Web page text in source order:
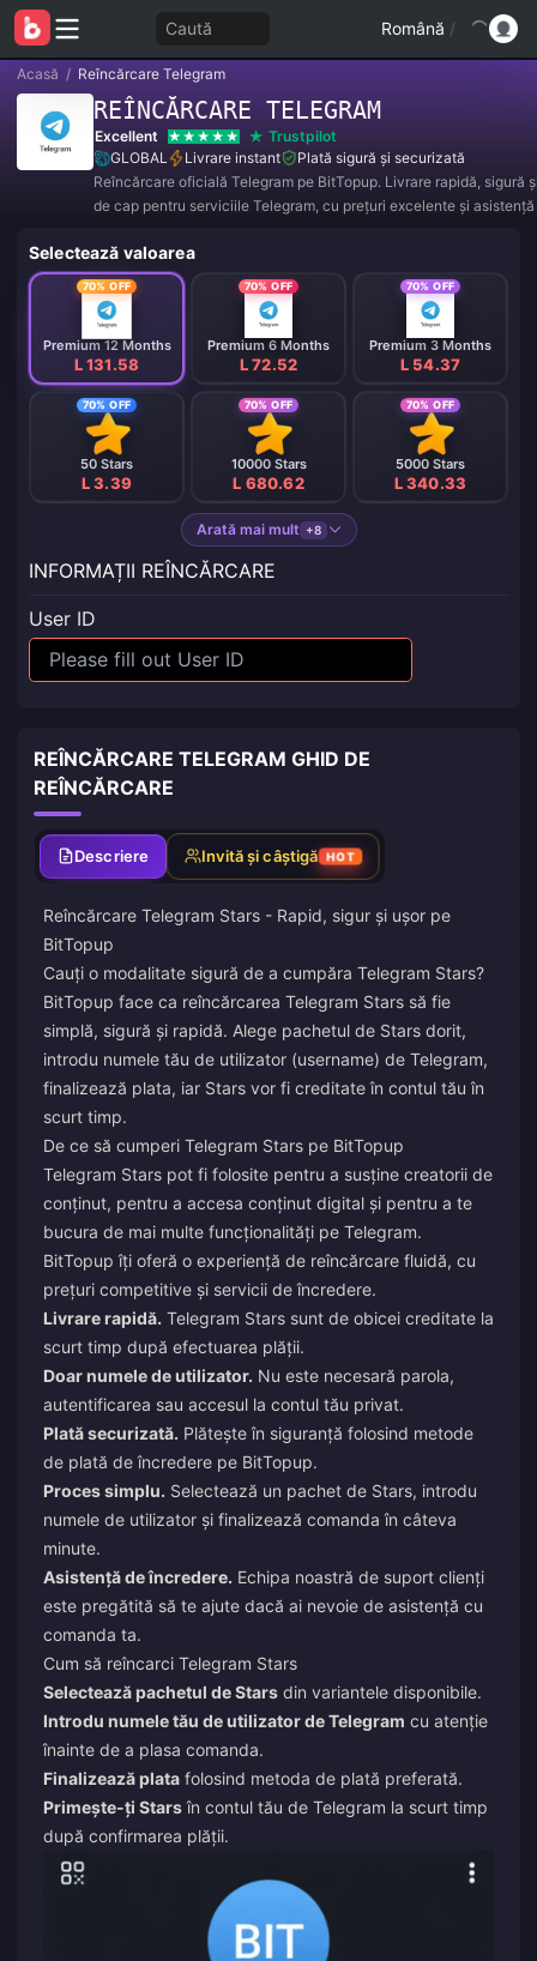
Caută Română /
Acasă / Reîncărcare Telegram
REÎNCĂRCARE TELEGRAM
Excellent
Trustpilot
GLOBAL
Livrare instant
Plată sigură și securizată
Reîncărcare oficială Telegram pe BitTopup. Livrare rapidă, sigură
de cap pentru serviciile Telegram, cu prețuri excelente și asistență
Selectează valoarea
70% OFF
Premium 12 Months
L 131.58
70% OFF
Premium 6 Months
L 72.52
70% OFF
Premium 3 Months
L 54.37
70% OFF
50 Stars
L 3.39
70% OFF
10000 Stars
L 680.62
70% OFF
5000 Stars
L 340.33
Arată mai mult +8
INFORMAȚII REÎNCĂRCARE
User ID
REÎNCĂRCARE TELEGRAM GHID DE
REÎNCĂRCARE
Descriere Invită și câștigă HOT
Reîncărcare Telegram Stars - Rapid, sigur și ușor pe
BitTopup
Cauți o modalitate sigură de a cumpăra Telegram Stars?
BitTopup face ca reîncărcarea Telegram Stars să fie
simplă, sigură și rapidă. Alege pachetul de Stars dorit,
introdu numele tău de utilizator (username) de Telegram,
finalizează plata, iar Stars vor fi creditate în contul tău în
scurt timp.
De ce să cumperi Telegram Stars pe BitTopup
Telegram Stars pot fi folosite pentru a susține creatorii de
conținut, pentru a accesa conținut digital și pentru a te
bucura de mai multe funcționalități pe Telegram.
BitTopup îți oferă o experiență de reîncărcare fluidă, cu
prețuri competitive și servicii de încredere.
Livrare rapidă. Telegram Stars sunt de obicei creditate la
scurt timp după efectuarea plății.
Doar numele de utilizator. Nu este necesară parola,
autentificarea sau accesul la contul tău privat.
Plată securizată. Plătește în siguranță folosind metode
de plată de încredere pe BitTopup.
Proces simplu. Selectează un pachet de Stars, introdu
numele de utilizator și finalizează comanda în câteva
minute.
Asistență de încredere. Echipa noastră de suport clienți
este pregătită să te ajute dacă ai nevoie de asistență cu
comanda ta.
Cum să reîncarci Telegram Stars
Selectează pachetul de Stars din variantele disponibile.
Introdu numele tău de utilizator de Telegram cu atenție
înainte de a plasa comanda.
Finalizează plata folosind metoda de plată preferată.
Primește-ți Starsîn contul tău de Telegram la scurt timp
după confirmarea plății.